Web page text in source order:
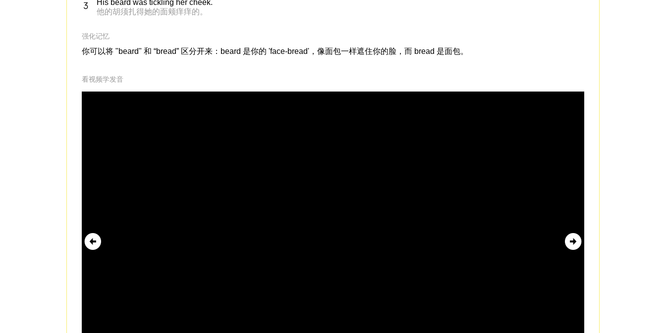
His beard was tickling her cheek.
他的胡须扎得她的面颊痒痒的。
强化记忆
你可以将 "beard" 和 “bread” 区分开来：beard 是你的 'face-bread'，像面包一样遮住你的脸，而 bread 是面包。
看视频学发音